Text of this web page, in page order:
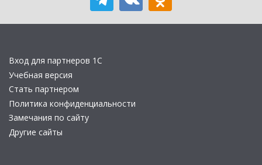
Вход для партнеров 1С
Учебная версия
Стать партнером
Политика конфиденциальности
Замечания по сайту
Другие сайты